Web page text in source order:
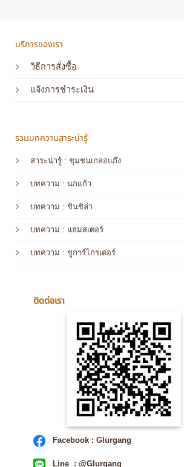
บริการของเรา
วิธีการสั่งซื้อ
แจ้งการชำระเงิน
รวมบทความสาระน่ารู้
สาระน่ารู้ : ชุมชนเกลอแก๊ง
บทความ : นกแก้ว
บทความ : ชินชิล่า
บทความ : แฮมสเตอร์
บทความ : ชูการ์ไกรเดอร์
ติดต่อเรา
Facebook : Glurgang
Line : @Glurgang